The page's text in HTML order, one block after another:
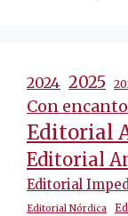
2024 2025
Con encanto
Editorial
Editorial
Editorial
Editorial Nórdica